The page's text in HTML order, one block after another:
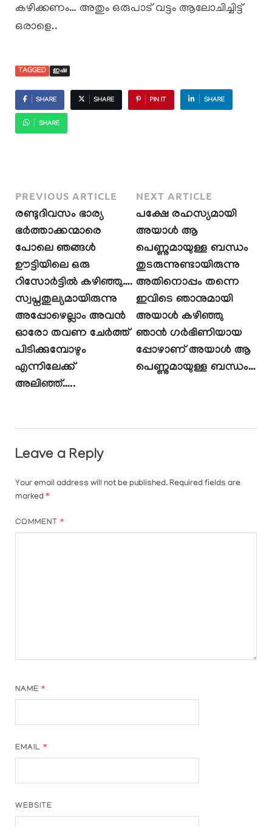
കഴിക്കണം… അതും ഒരുപാട് വട്ടം ആലോചിച്ചിട്ട്
ഒരാളെ..
TAGGED ഇഷ
SHARE SHARE PIN IT SHARE
SHARE
PREVIOUS ARTICLE
രണ്ടുദിവസം ഭാര്യ
ഭർത്താക്കന്മാരെ
പോലെ ഞങ്ങൾ
ഊട്ടിയിലെ ഒരു
റിസോർട്ടിൽ കഴിഞ്ഞു….
സ്വപ്നതുല്യമായിരുന്നു
അപ്പോഴെല്ലാം അവൻ
ഓരോ തവണ ചേർത്ത്
പിടിക്കുമ്പോഴും
എന്നിലേക്ക്
അലിഞ്ഞ്…..
NEXT ARTICLE
പക്ഷേ രഹസ്യമായി
അയാൾ ആ
പെണ്ണുമായുള്ള ബന്ധം
തുടരുന്നുണ്ടായിരുന്നു
അതിനൊപ്പം തന്നെ
ഇവിടെ ഞാനുമായി
അയാൾ കഴിഞ്ഞു
ഞാൻ ഗർഭിണിയായ
പ്പോഴാണ് അയാൾ ആ
പെണ്ണുമായുള്ള ബന്ധം…
Leave a Reply
Your email address will not be published. Required fields are
marked *
COMMENT*
NAME*
EMAIL*
WEBSITE